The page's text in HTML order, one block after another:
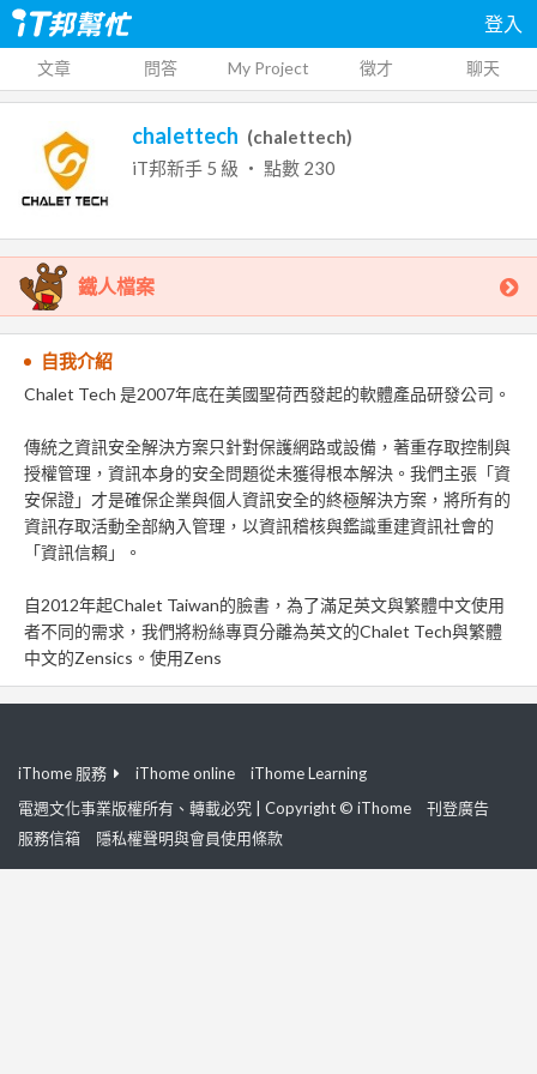
登入
文章 問答 My Project 徵才 聊天
chalettech (chalettech)
iT邦新手 5 級 ‧ 點數 230
鐵人檔案
自我介紹
Chalet Tech 是2007年底在美國聖荷西發起的軟體產品研發公司。
傳統之資訊安全解決方案只針對保護網路或設備，著重存取控制與
授權管理，資訊本身的安全問題從未獲得根本解決。我們主張「資
安保證」才是確保企業與個人資訊安全的終極解決方案，將所有的
資訊存取活動全部納入管理，以資訊稽核與鑑識重建資訊社會的
「資訊信賴」。
自2012年起Chalet Taiwan的臉書，為了滿足英文與繁體中文使用
者不同的需求，我們將粉絲專頁分離為英文的Chalet Tech與繁體
中文的Zensics。使用Zens
iThome 服務 iThome online
iThome Learning
電週文化事業版權所有、轉載必究 | Copyright © iThome
刊登廣告
服務信箱
隱私權聲明與會員使用條款